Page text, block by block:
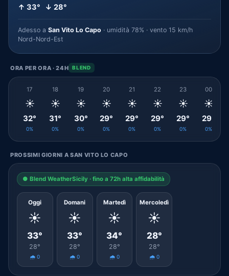
↑ 33° ↓ 28°
Adesso a San Vito Lo Capo · umidità 78% · vento 15 km/h
Nord-Nord-Est
ORA PER ORA · 24H BLEND
17
☀️
32°
0%
18
☀️
31°
0%
19
☀️
30°
0%
20
☀️
29°
0%
21
☀️
29°
0%
22
☀️
29°
0%
23
☀️
29°
0%
00
☀️
29°
0%
PROSSIMI GIORNI A SAN VITO LO CAPO
● Blend WeatherSicily · fino a 72h alta affidabilità
Oggi
☀️
33°
28°
🌧️ 0
Domani
☀️
33°
28°
🌧️ 0
Martedì
☀️
34°
28°
🌧️ 0
Mercoledì
☀️
28°
28°
🌧️ 0